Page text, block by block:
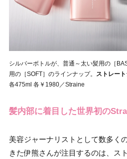
シルバーボトルが、普通～太い髪用の［
用の［SOFT］のラインナップ。 ストレー
各475ml 各￥1980／Straine
髪内部に着目した世界初の
美容ジャーナリストとして数多く
きた伊熊さんが注目するのは、ス